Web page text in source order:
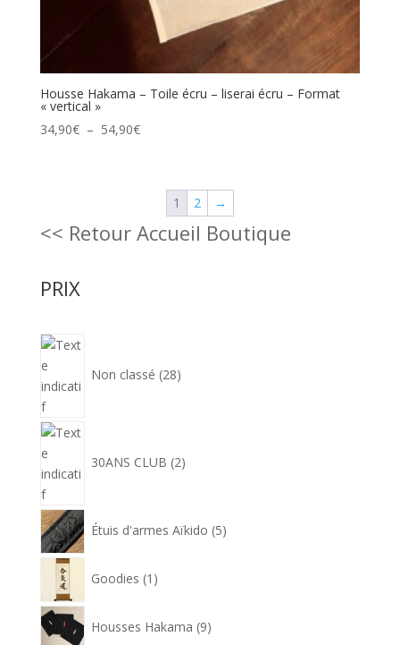
Housse Hakama – Toile écru – liserai écru – Format
« vertical »
34,90€ – 54,90€Plage
34,90€
54,90€
1 2 →
<< Retour Accueil Boutique
PRIX
Non classé 28
30ANS CLUB 2
Étuis d'armes Aïkido 5
produits
Goodies 1
produit
Housses Hakama 9
produits